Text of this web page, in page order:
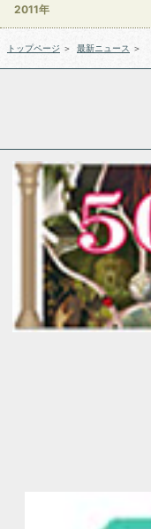
2011年
トップページ ＞ 最新ニュース ＞